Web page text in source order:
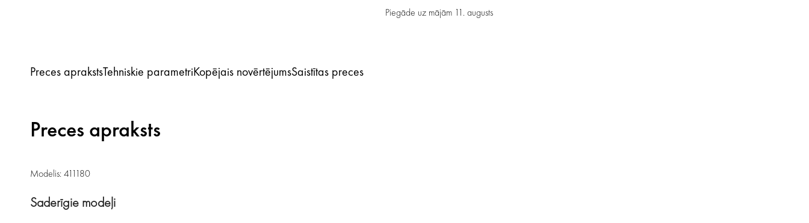
Piegāde uz mājām 11. augusts
Preces aprakstsTehniskie parametriKopējais novērtējumsSaistītas preces
Preces apraksts
Modelis: 411180
Saderīgie modeļi